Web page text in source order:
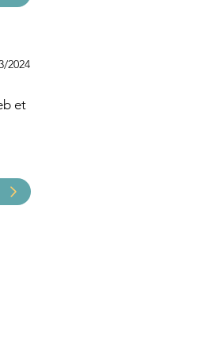
2024
et